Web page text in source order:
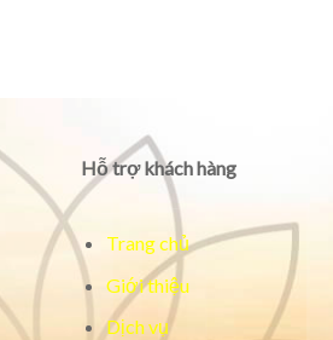
Hỗ trợ khách hàng
Trang chủ
Giới thiệu
Dịch vụ